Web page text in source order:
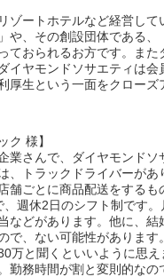
ゾートホテルなど経営し
や、その創設団体である
ておられるお方です。ま
イヤモンドソサエティは
厚生という一面をクロー
ク 様】
業さんで、ダイヤモンド
、トラックドライバーが
舗ごとに商品配送をする
週休2日のシフト制です
などがあります。他に、
で、ない可能性がありま
万と聞くといいように思
勤務時間が割と変則的な